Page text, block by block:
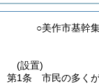
○美作市基幹
(設置)
第1条
市民の多く